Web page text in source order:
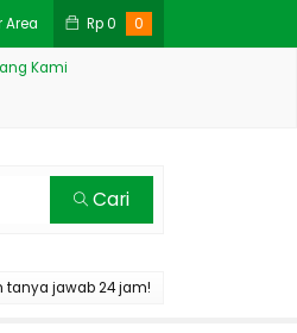
Area Rp0 0
Kami
Cari
tanya jawab 24 jam!